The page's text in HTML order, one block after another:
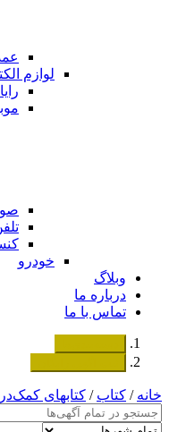
لوازم
خودرو
وبلاگ
درباره ما
تماس با ما
خانه/ کتاب/ کتابهای